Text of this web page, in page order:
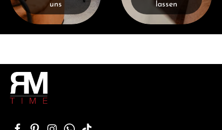
uns
lassen